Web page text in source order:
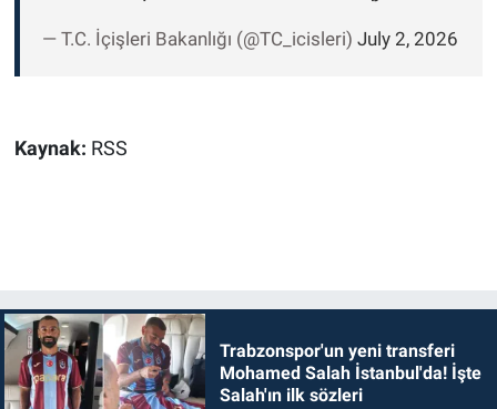
— T.C. İçişleri Bakanlığı (@TC_icisleri) July 2, 2026
Kaynak: RSS
Trabzonspor'un yeni transferi
Mohamed Salah İstanbul'da! İşte
Salah'ın ilk sözleri